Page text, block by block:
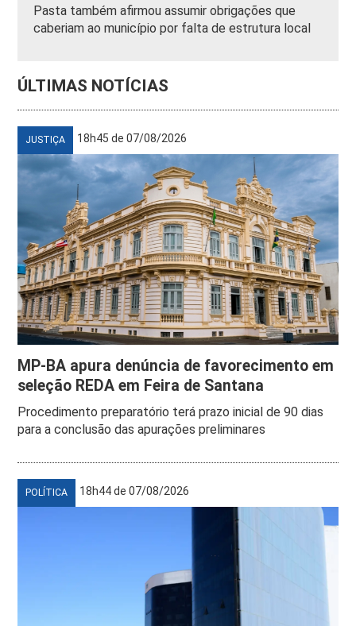
Pasta também afirmou assumir obrigações que
caberiam ao município por falta de estrutura local
ÚLTIMAS NOTÍCIAS
JUSTIÇA 18h45 de 07/08/2026
MP-BA apura denúncia de favorecimento em
seleção REDA em Feira de Santana
Procedimento preparatório terá prazo inicial de 90 dias
para a conclusão das apurações preliminares
POLÍTICA 18h44 de 07/08/2026